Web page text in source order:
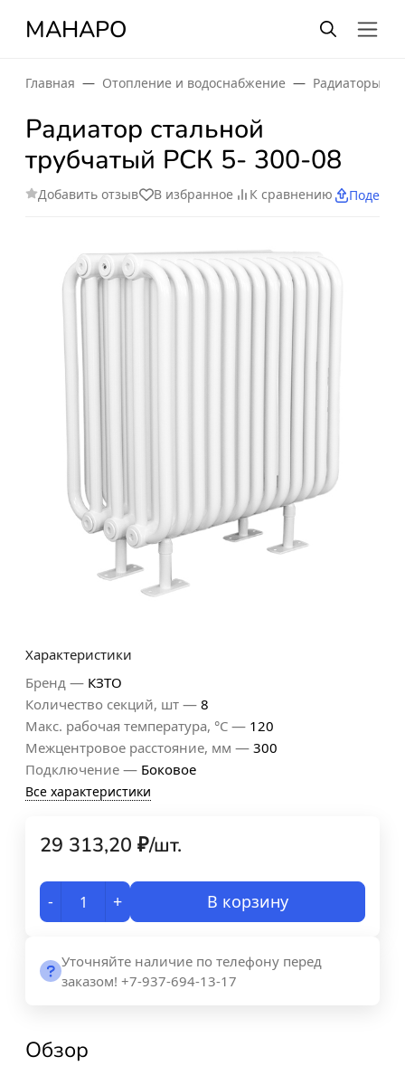
МАНАРО
Главная Отопление и водоснабжение Радиаторы
Радиатор стальной
трубчатый РСК 5- 300-08
Добавить отзыв В избранное К сравнению
Характеристики
Бренд — КЗТО
Количество секций, шт — 8
Макс. рабочая температура, °С — 120
Межцентровое расстояние, мм — 300
Подключение — Боковое
Все характеристики
29 313,20 ₽/шт.
- + В корзину
Уточняйте наличие по телефону перед
заказом! +7-937-694-13-17
Обзор